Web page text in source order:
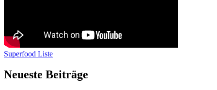
Superfood Liste
Neueste Beiträge